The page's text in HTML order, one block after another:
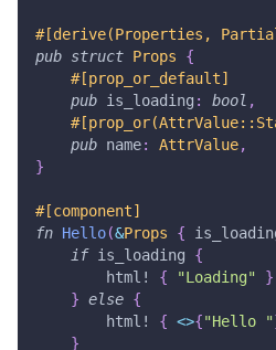
#[derive(Properties,
pub struct Props
{
#[prop_or_default]
pub is_loading : bool ,
pub name: AttrValue,
}
#[component]
fn Hello(&Props {
if is_loading {
html!
{ "Loading"
}
} else {
html!
{ <>{"Hello "
}